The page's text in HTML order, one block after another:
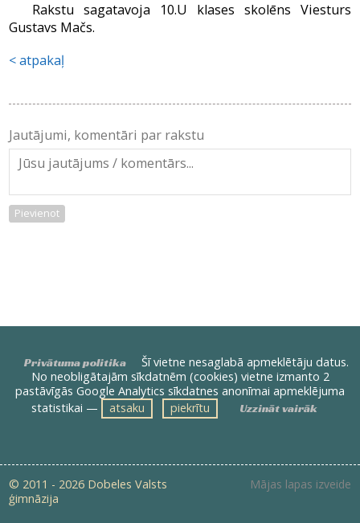
Rakstu sagatavoja 10.U klases skolēns Viesturs
Gustavs Mačs.
atpakaļ
Jautājumi, komentāri par rakstu
Pievienot
Privātuma politika
Šī vietne nesaglabā apmeklētāju datus.
No neobligātajām sīkdatnēm (cookies) vietne izmanto 2
pastāvīgās Google Analytics sīkdatnes anonīmai apmeklējuma
statistikai —
atsaku piekrītu Uzzināt vairāk
© 2011 - 2026 Dobeles Valsts
ģimnāzija
Mājas lapas izveide